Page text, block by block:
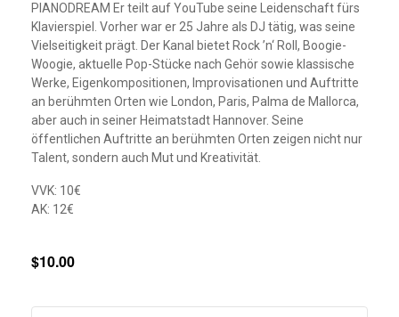
PIANODREAM Er teilt auf YouTube seine Leidenschaft fürs
Klavierspiel. Vorher war er 25 Jahre als DJ tätig, was seine
Vielseitigkeit prägt. Der Kanal bietet Rock ’n‘ Roll, Boogie-
Woogie, aktuelle Pop-Stücke nach Gehör sowie klassische
Werke, Eigenkompositionen, Improvisationen und Auftritte
an berühmten Orten wie London, Paris, Palma de Mallorca,
aber auch in seiner Heimatstadt Hannover. Seine
öffentlichen Auftritte an berühmten Orten zeigen nicht nur
Talent, sondern auch Mut und Kreativität.
VVK: 10€
AK: 12€
$10.00